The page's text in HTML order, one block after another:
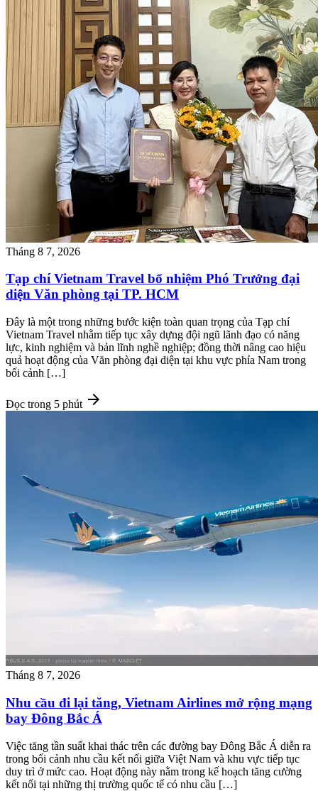
Tháng 8 7, 2026
Tạp chí Vietnam Travel bổ nhiệm Phó Trưởng đại
diện Văn phòng tại TP. HCM
Đây là một trong những bước kiện toàn quan trọng của Tạp chí
Vietnam Travel nhằm tiếp tục xây dựng đội ngũ lãnh đạo có năng
lực, kinh nghiệm và bản lĩnh nghề nghiệp; đồng thời nâng cao hiệu
quả hoạt động của Văn phòng đại diện tại khu vực phía Nam trong
bối cảnh […]
Đọc trong 5 phút arrow_forward
Tháng 8 7, 2026
Nhu cầu đi lại tăng, Vietnam Airlines mở rộng mạng
bay Đông Bắc Á
Việc tăng tần suất khai thác trên các đường bay Đông Bắc Á diễn ra
trong bối cảnh nhu cầu kết nối giữa Việt Nam và khu vực tiếp tục
duy trì ở mức cao. Hoạt động này nằm trong kế hoạch tăng cường
kết nối tại những thị trường quốc tế có nhu cầu […]